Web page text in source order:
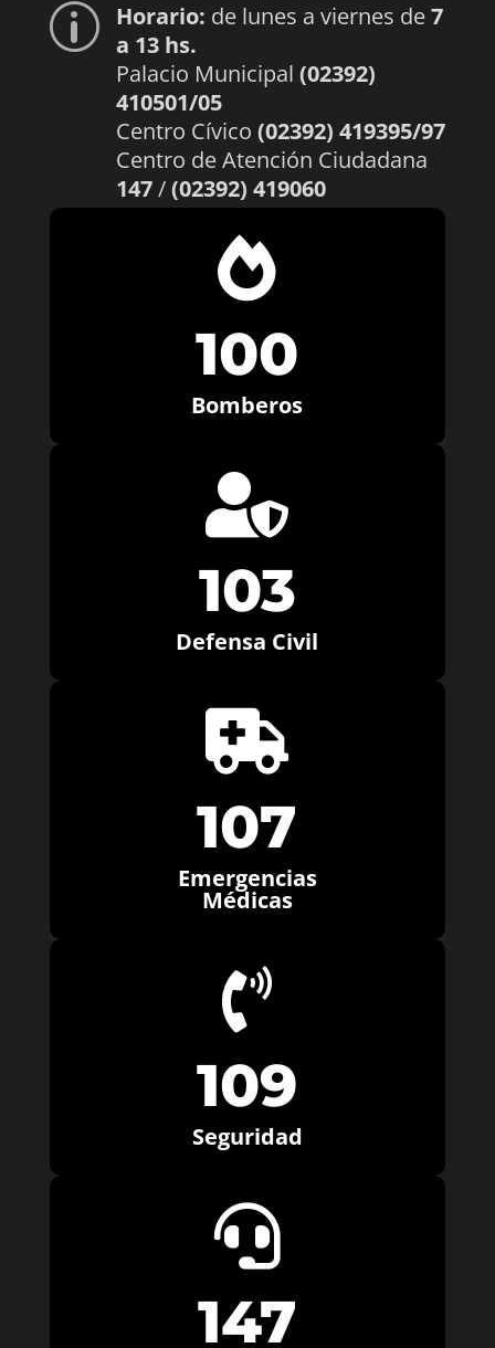
p Horario: de lunes a viernes de7
a 13 hs.
Palacio Municipal (02392)
410501/05
Centro Cívico (02392) 419395/97
Centro de Atención Ciudadana
147/(02392) 419060

100
Bomberos

103
Defensa Civil

107
Emergencias
Médicas

109
Seguridad

147